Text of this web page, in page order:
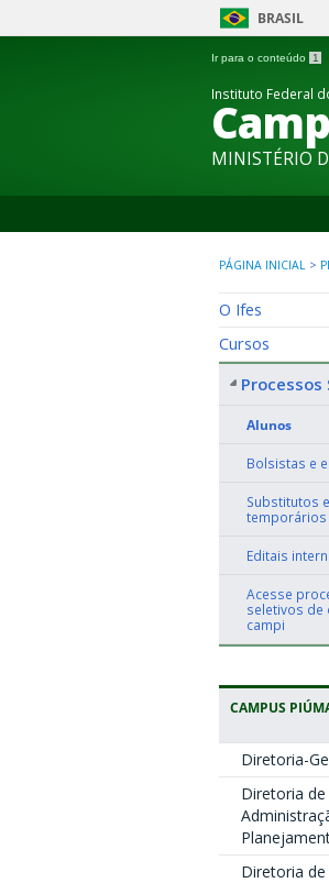
BRASIL
Ir para o conteúdo 1
Instituto Federal
MINISTÉRIO
PÁGINA INICIAL >
O Ifes
Cursos
Processos
Alunos
Bolsistas e
Substitutos e
temporários
Editais
Acesse
seletivos de
campi
CAMPUS
Diretoria-
Diretoria de
Diretoria de